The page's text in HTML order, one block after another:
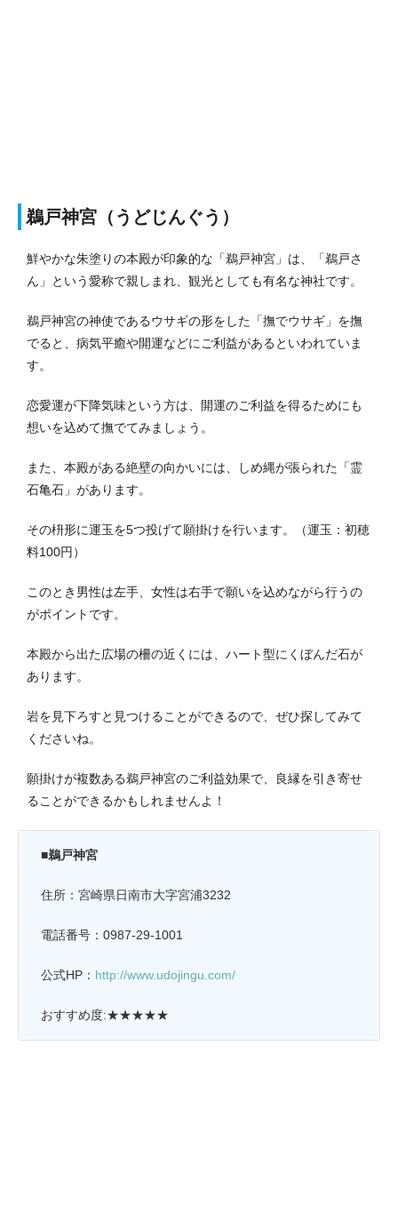
鵜戸神宮（うどじんぐう）
鮮やかな朱塗りの本殿が印象的な「鵜戸神宮」は、「鵜戸さ
ん」という愛称で親しまれ、観光としても有名な神社です。
鵜戸神宮の神使であるウサギの形をした「撫でウサギ」を撫
でると、病気平癒や開運などにご利益があるといわれていま
す。
恋愛運が下降気味という方は、開運のご利益を得るためにも
想いを込めて撫でてみましょう。
また、本殿がある絶壁の向かいには、しめ縄が張られた「霊
石亀石」があります。
その枡形に運玉を5つ投げて願掛けを行います。（運玉：初穂
料100円）
このとき男性は左手、女性は右手で願いを込めながら行うの
がポイントです。
本殿から出た広場の柵の近くには、ハート型にくぼんだ石が
あります。
岩を見下ろすと見つけることができるので、ぜひ探してみて
くださいね。
願掛けが複数ある鵜戸神宮のご利益効果で、良縁を引き寄せ
ることができるかもしれませんよ！
■鵜戸神宮
住所：宮崎県日南市大字宮浦3232
電話番号：0987-29-1001
公式HP： http://www.udojingu.com/
おすすめ度:★★★★★